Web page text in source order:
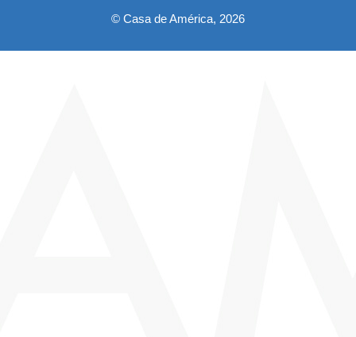
© Casa de América, 2026